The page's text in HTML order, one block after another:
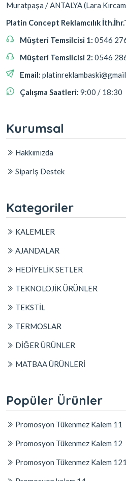
Muratpaşa / ANTALYA (Lara
Platin Concept Reklamcılık
Müşteri Temsilcisi 1: 0546
Müşteri Temsilcisi 2: 0546
Email:
Çalışma Saatleri: 9:00 / 18:30
Kurumsal
Hakkımızda
Sipariş Destek
Kategoriler
KALEMLER
AJANDALAR
HEDİYELİK SETLER
TEKNOLOJİK ÜRÜNLER
TEKSTİL
TERMOSLAR
DİĞER ÜRÜNLER
MATBAA ÜRÜNLERİ
Popüler Ürünler
Promosyon Tükenmez Kalem 11
Promosyon Tükenmez Kalem 12
Promosyon Tükenmez Kalem